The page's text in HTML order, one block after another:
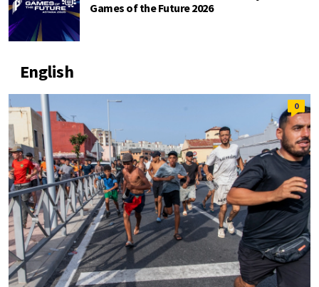
Games of the Future 2026
English
0